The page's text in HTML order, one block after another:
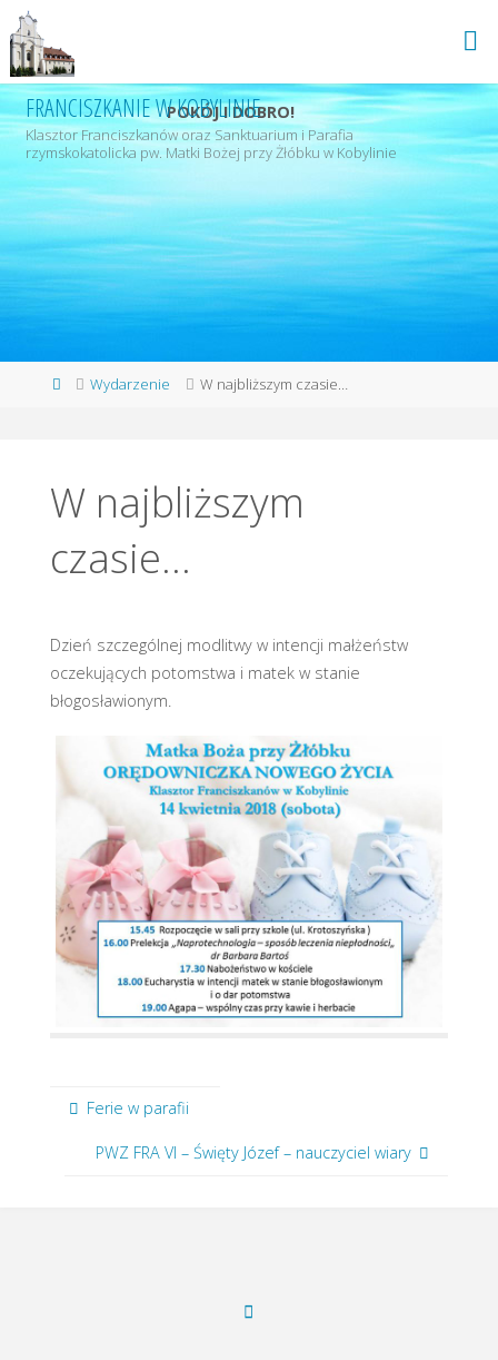
Przejdź
do
treści
FRANCISZKANIE W KOBYLINIE
Klasztor Franciszkanów oraz Sanktuarium i Parafia
rzymskokatolicka pw. Matki Bożej przy Żłóbku w Kobylinie
POKÓJ I DOBRO!
StronaWydarzenie W najbliższym czasie…
W najbliższym
czasie…
Dzień szczególnej modlitwy w intencji małżeństw
oczekujących potomstwa i matek w stanie
błogosławionym.
Ferie w parafii
PWZ FRA VI – Święty Józef – nauczyciel wiary